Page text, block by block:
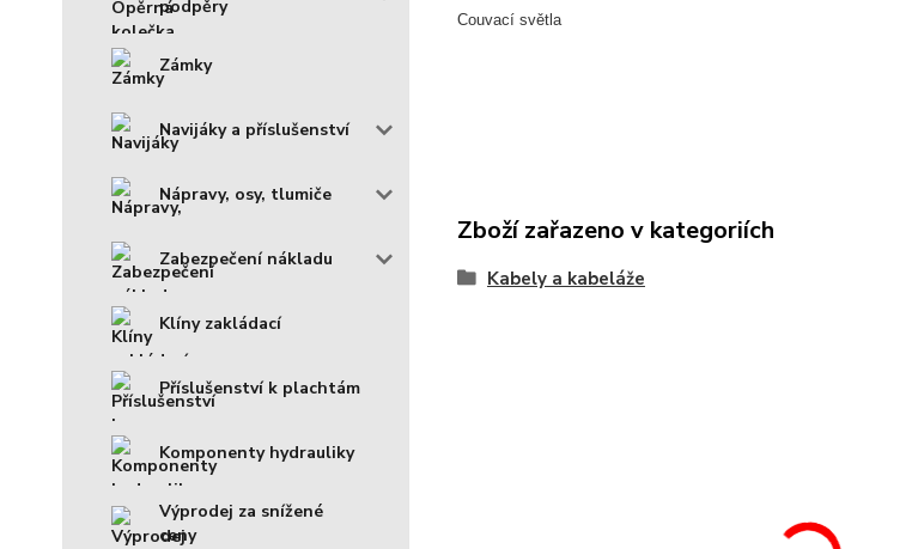
podpěry
Zámky
Navijáky a příslušenství
Nápravy, osy, tlumiče
Zabezpečení nákladu
Klíny zakládací
Příslušenství k plachtám
Komponenty hydrauliky
Výprodej za snížené
ceny
Couvací světla
Zboží zařazeno v kategoriích
Kabely a kabeláže